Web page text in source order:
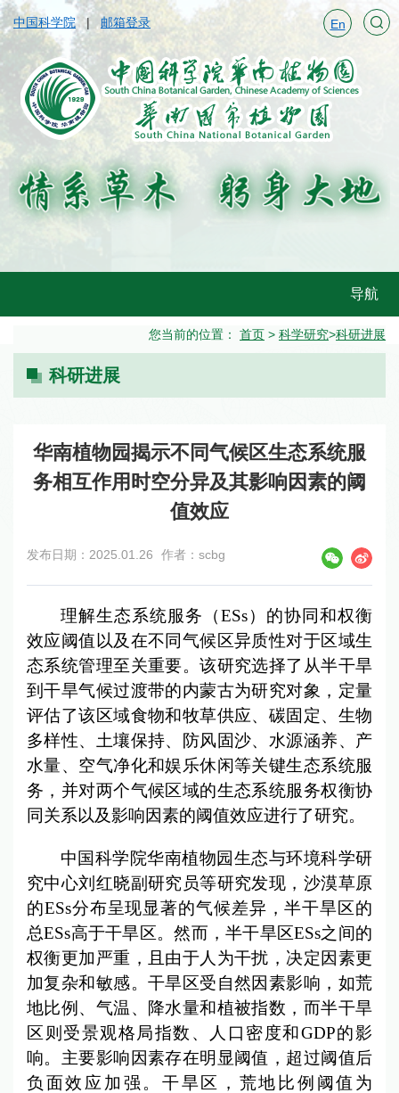
中国科学院 邮箱登录 En
导航
您当前的位置： 首页 > 科学研究>科研进展
科研进展
华南植物园揭示不同气候区生态系统服
务相互作用时空分异及其影响因素的阈
值效应
发布日期：2025.01.26 作者：scbg
理解生态系统服务（ESs）的协同和权衡
效应阈值以及在不同气候区异质性对于区域生
态系统管理至关重要。该研究选择了从半干旱
到干旱气候过渡带的内蒙古为研究对象，定量
评估了该区域食物和牧草供应、碳固定、生物
多样性、土壤保持、防风固沙、水源涵养、产
水量、空气净化和娱乐休闲等关键生态系统服
务，并对两个气候区域的生态系统服务权衡协
同关系以及影响因素的阈值效应进行了研究。
中国科学院华南植物园生态与环境科学研
究中心刘红晓副研究员等研究发现，沙漠草原
的ESs分布呈现显著的气候差异，半干旱区的
总ESs高于干旱区。然而，半干旱区ESs之间的
权衡更加严重，且由于人为干扰，决定因素更
加复杂和敏感。干旱区受自然因素影响，如荒
地比例、气温、降水量和植被指数，而半干旱
区则受景观格局指数、人口密度和GDP的影
响。主要影响因素存在明显阈值，超过阈值后
负面效应加强。干旱区，荒地比例阈值为